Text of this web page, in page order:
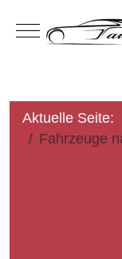
Mobile Menu
Aktuelle Seite:
Fahrzeuge